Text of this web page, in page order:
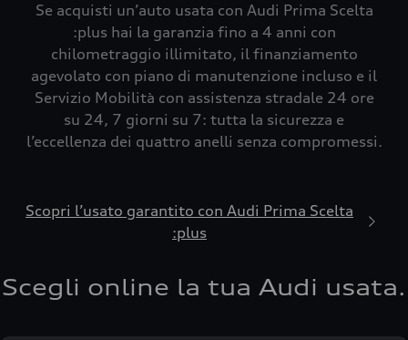
Se acquisti un’auto usata con Audi Prima Scelta
:plus hai la garanzia fino a 4 anni con
chilometraggio illimitato, il finanziamento
agevolato con piano di manutenzione incluso e il
Servizio Mobilità con assistenza stradale 24 ore
su 24, 7 giorni su 7: tutta la sicurezza e
l’eccellenza dei quattro anelli senza compromessi.
Scopri l’usato garantito con Audi Prima Scelta
:plus
Scegli online la tua Audi usata.